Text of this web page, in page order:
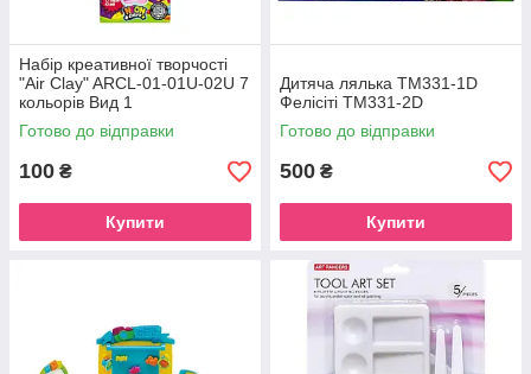
Набір креативної творчості
"Air Clay" ARCL-01-01U-02U 7
кольорів Вид 1
Готово до відправки
100 ₴
Купити
Дитяча лялька TM331-1D
Фелісіті ТМ331-2D
Готово до відправки
500 ₴
Купити